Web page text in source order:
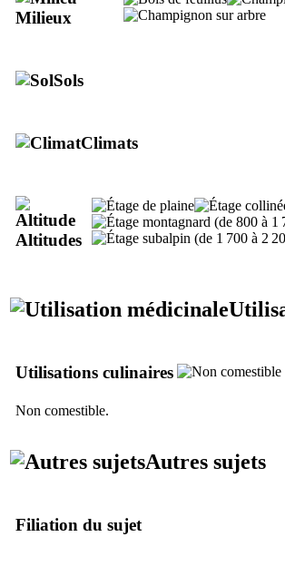
Milieux
Sols
Climats
Altitudes
Utilisations culinaires
Non comestible.
Autres sujets
Filiation du sujet